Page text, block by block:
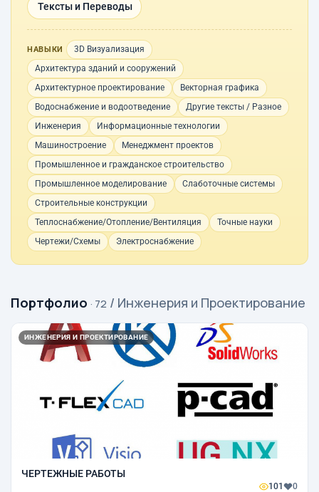
Тексты и Переводы
НАВЫКИ
3D Визуализация
Архитектура зданий и сооружений
Архитектурное проектирование
Векторная графика
Водоснабжение и водоотведение
Другие тексты / Разное
Инженерия
Информационные технологии
Машиностроение
Менеджмент проектов
Промышленное и гражданское строительство
Промышленное моделирование
Слаботочные системы
Строительные конструкции
Теплоснабжение/Отопление/Вентиляция
Точные науки
Чертежи/Схемы
Электроснабжение
Портфолио · 72 / Инженерия и Проектирование
ИНЖЕНЕРИЯ И ПРОЕКТИРОВАНИЕ
ЧЕРТЕЖНЫЕ РАБОТЫ
101 0